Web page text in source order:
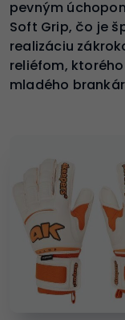
pevným
Soft Grip, čo je
realizáciu
reliéfom,
mladého